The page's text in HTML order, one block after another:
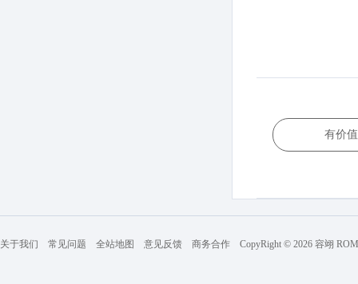
有价值
关于我们 常见问题 全站地图 意见反馈 商务合作 CopyRight © 2026 容翊